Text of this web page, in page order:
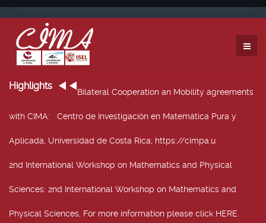
Highlights
Bilateral Cooperation an Mobility agreements
with CIMA: Centro de Investigación en Matemática Pura y
Aplicada, Universidad de Costa Rica, https://cimpa.u
2nd International Workshop on Mathematics and Physical
Sciences: 2nd International Workshop on Mathematics and
Physical Sciences, For more information please click HERE.